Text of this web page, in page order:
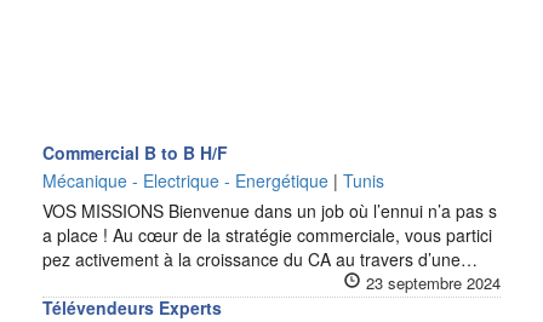
Commercial B to B H/F
Mécanique - Electrique - Energétique | Tunis
VOS MISSIONS Bienvenue dans un job où l’ennui n’a pas s
a place ! Au cœur de la stratégie commerciale, vous partici
pez activement à la croissance du CA au travers d’une…
23 septembre 2024
Télévendeurs Experts